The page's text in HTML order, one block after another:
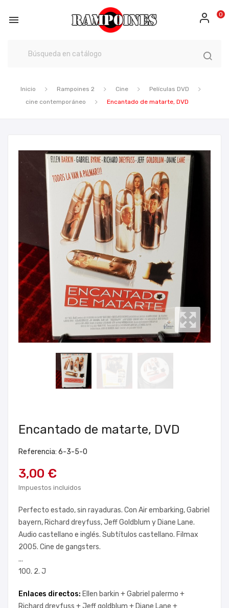
 0
Inicio Rampoines 2 Cine
Películas DVD
cine contemporáneo
Encantado de matarte, DVD
Encantado de matarte, DVD
Referencia: 6-3-5-0
3,00 €
Impuestos incluidos
Perfecto estado, sin rayaduras. Con Air embarking, Gabriel
bayern, Richard dreyfuss, Jeff Goldblum y Diane Lane.
Audio castellano e inglés. Subtítulos castellano. Filmax
2005. Cine de gangsters.
...
100. 2. J
Enlaces directos: Ellen barkin +Gabriel palermo +
Richard dreyfuss +Jeff goldblum + Diane Lane +